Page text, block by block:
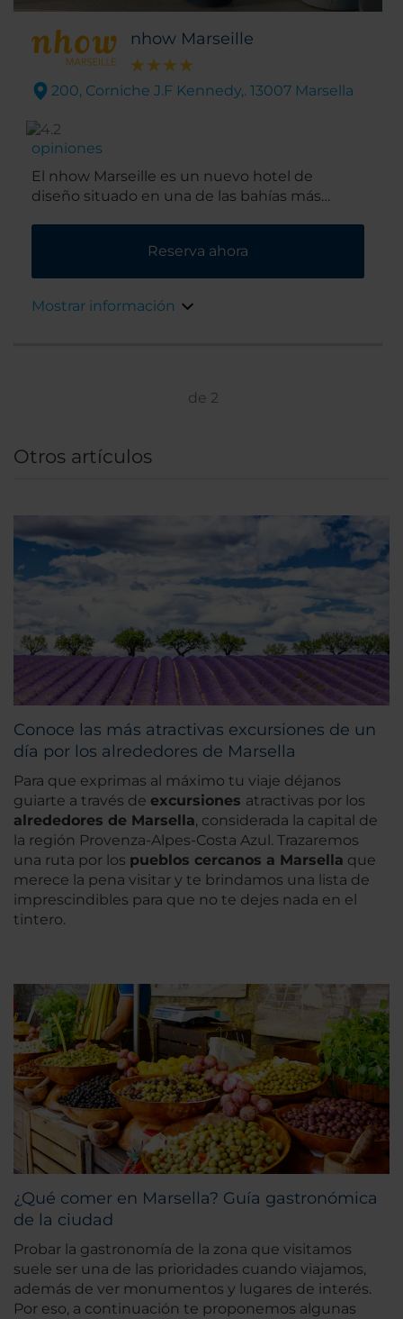
nhow Marseille
200, Corniche J.F Kennedy,. 13007 Marsella
opiniones
El nhow Marseille es un nuevo hotel de
diseño situado en una de las bahías más
cuenta con una decoración moderna con
elementos de Teresa Sapey, Claire Fatosme y
arquitectos. Está enclavado con ingenio en la
Reserva ahora
Mostrar información
de 2
Otros artículos
Conoce las más atractivas excursiones de un
día por los alrededores de Marsella
Para que exprimas al máximo tu viaje déjanos
guiarte a través de excursiones atractivas por los
alrededores de Marsella, considerada la capital de
la región Provenza-Alpes-Costa Azul. Trazaremos
una ruta por los pueblos cercanos a Marsella que
merece la pena visitar y te brindamos una lista de
imprescindibles para que no te dejes nada en el
tintero.
¿Qué comer en Marsella? Guía gastronómica
de la ciudad
Probar la gastronomía de la zona que visitamos
suele ser una de las prioridades cuando viajamos,
además de ver monumentos y lugares de interés.
Por eso, a continuación te proponemos algunas